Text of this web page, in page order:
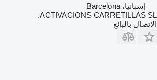
إسبانيا، Barcelona
ACTIVACIONS CARRETILLAS SL.
الاتصال بالبائع